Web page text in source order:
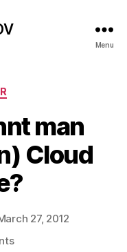
Menu
man
Cloud
27, 2012
on